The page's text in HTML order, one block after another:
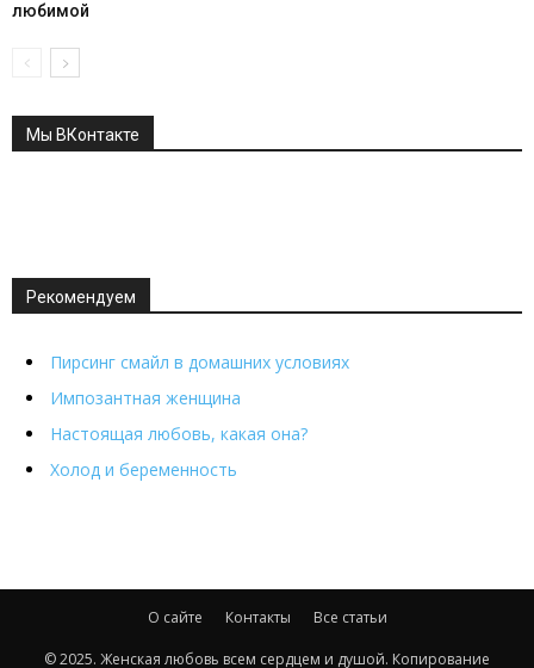
любимой
Мы ВКонтакте
Рекомендуем
Пирсинг смайл в домашних условиях
Импозантная женщина
Настоящая любовь, какая она?
Холод и беременность
О сайте Контакты Все статьи
© 2025. Женская любовь всем сердцем и душой. Копирование